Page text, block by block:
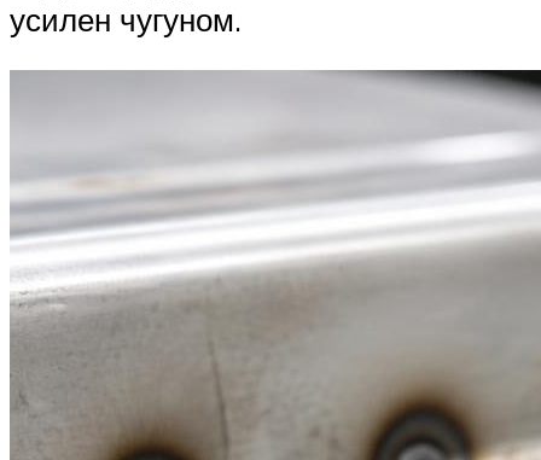
усилен чугуном.